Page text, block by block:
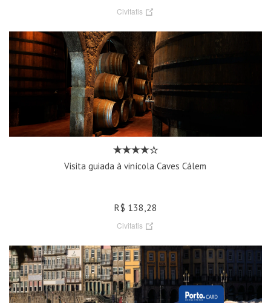
Civitatis
Visita guiada à vinícola Caves Cálem
R$ 138,28
Civitatis